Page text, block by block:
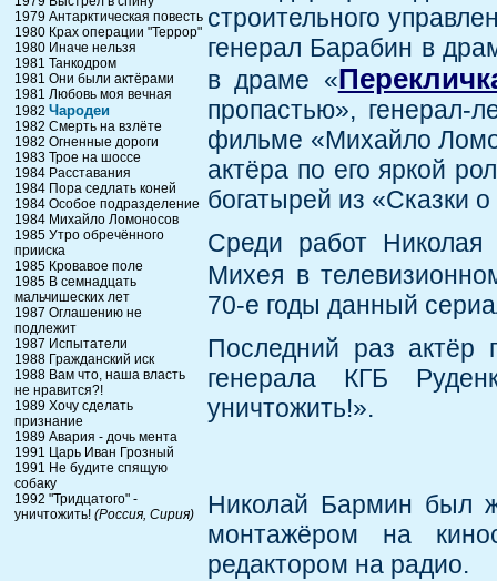
1979 Антарктическая повесть
1980 Крах операции "Террор"
1980 Иначе нельзя
1981 Танкодром
1981 Они были актёрами
1981 Любовь моя вечная
1982 Чародеи
1982 Смерть на взлёте
1982 Огненные дороги
1983 Трое на шоссе
1984 Расставания
1984 Пора седлать коней
1984 Особое подразделение
1984 Михайло Ломоносов
1985 Утро обречённого
прииска
1985 Кровавое поле
1985 В семнадцать
мальчишеских лет
1987 Оглашению не
подлежит
1987 Испытатели
1988 Гражданский иск
1988 Вам что, наша власть
не нравится?!
1989 Хочу сделать
признание
1989 Авария - дочь мента
1991 Царь Иван Грозный
1991 Не будите спящую
собаку
1992 "Тридцатого" -
уничтожить! (Россия, Сирия)
строительного
генерал Барабин в
в драме «
пропастью», генерал-
фильме «Михайло
актёра по его яркой
богатырей из «Сказки
Среди работ Николая
Михея в
70-е годы данный
Последний раз актёр
генерала КГБ
уничтожить!».
Николай Бармин был
монтажёром на
редактором на радио.